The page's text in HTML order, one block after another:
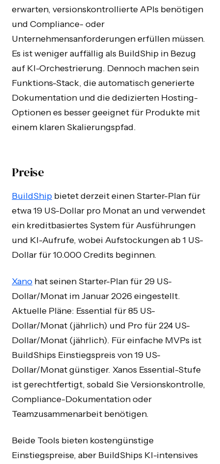
erwarten, versionskontrollierte APIs benötigen
und Compliance- oder
Unternehmensanforderungen erfüllen müssen.
Es ist weniger auffällig als BuildShip in Bezug
auf KI-Orchestrierung. Dennoch machen sein
Funktions-Stack, die automatisch generierte
Dokumentation und die dedizierten Hosting-
Optionen es besser geeignet für Produkte mit
einem klaren Skalierungspfad.
Preise
BuildShip bietet derzeit einen Starter-Plan für
etwa 19 US-Dollar pro Monat an und verwendet
ein kreditbasiertes System für Ausführungen
und KI-Aufrufe, wobei Aufstockungen ab 1 US-
Dollar für 10.000 Credits beginnen.
Xano hat seinen Starter-Plan für 29 US-
Dollar/Monat im Januar 2026 eingestellt.
Aktuelle Pläne: Essential für 85 US-
Dollar/Monat (jährlich) und Pro für 224 US-
Dollar/Monat (jährlich). Für einfache MVPs ist
BuildShips Einstiegspreis von 19 US-
Dollar/Monat günstiger. Xanos Essential-Stufe
ist gerechtfertigt, sobald Sie Versionskontrolle,
Compliance-Dokumentation oder
Teamzusammenarbeit benötigen.
Beide Tools bieten kostengünstige
Einstiegspreise, aber BuildShips KI-intensives